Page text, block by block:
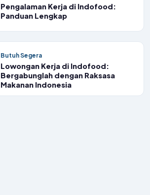
Pengalaman Kerja di Indofood:
Panduan Lengkap
Butuh Segera
Lowongan Kerja di Indofood:
Bergabunglah dengan Raksasa
Makanan Indonesia